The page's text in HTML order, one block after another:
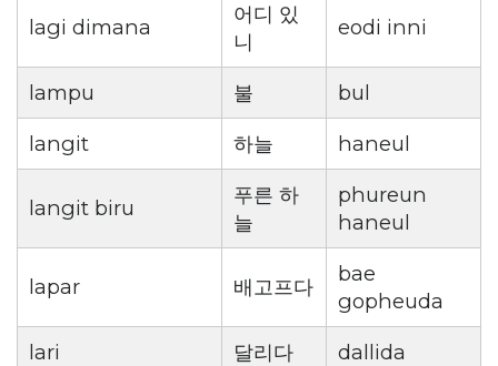
lagi dimana
어디 있
니
eodi inni
lampu 불
bul
langit
하늘 haneul
langit biru
푸른 하
늘
phureun
haneul
lapar 배고프다
bae
gopheuda
lari
달리다
dallida